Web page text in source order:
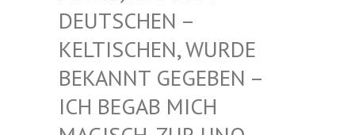
EUTSCHEN – K
ELTISCHEN, WURDE B
EKANNT GEGEBEN – I
CH BEGAB MICH M